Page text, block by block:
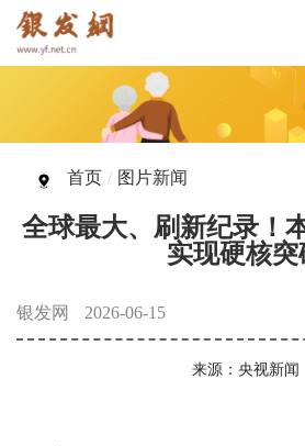
首页 / 图片新闻
全球最大、刷新纪录！
实现硬核突
银发网 2026-06-15
来源：央视新闻